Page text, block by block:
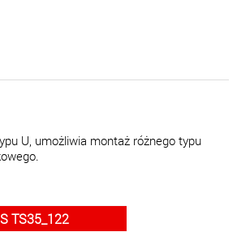
U, umożliwia montaż różnego typu
TS35_122